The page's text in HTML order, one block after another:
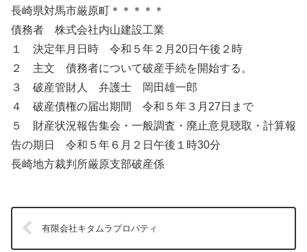
長崎県対馬市厳原町＊＊＊＊＊
債務者 株式会社内山建設工業
１ 決定年月日時 令和５年２月20日午後２時
２ 主文 債務者について破産手続を開始する。
３ 破産管財人 弁護士 岡田雄一郎
４ 破産債権の届出期間 令和５年３月27日まで
５ 財産状況報告集会・一般調査・廃止意見聴取・計算報
告の期日 令和５年６月２日午後１時30分
長崎地方裁判所厳原支部破産係
有限会社キタムラプロパティ